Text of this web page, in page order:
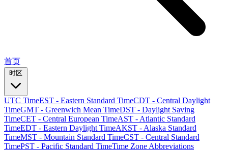
首页
UTC TimeEST - Eastern Standard TimeCDT - Central Daylight
TimeGMT - Greenwich Mean TimeDST - Daylight Saving
TimeCET - Central European TimeAST - Atlantic Standard
TimeEDT - Eastern Daylight TimeAKST - Alaska Standard
TimeMST - Mountain Standard TimeCST - Central Standard
TimePST - Pacific Standard TimeTime Zone Abbreviations